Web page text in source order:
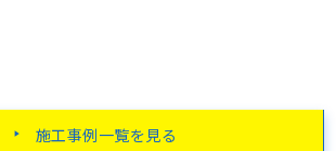
施工事例一覧を見る